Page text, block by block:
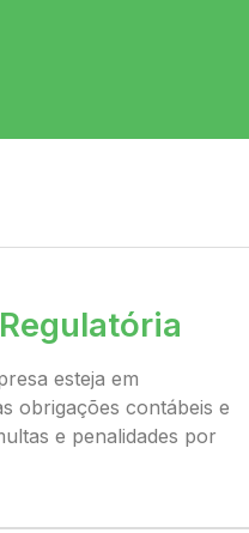
esteja em
obrigações contábeis e
e penalidades por